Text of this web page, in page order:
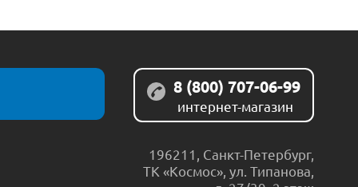
8 (800) 707-06-99
интернет-магазин
196211 Санкт-Петербург,
ТК «Космос», ул. Типанова,